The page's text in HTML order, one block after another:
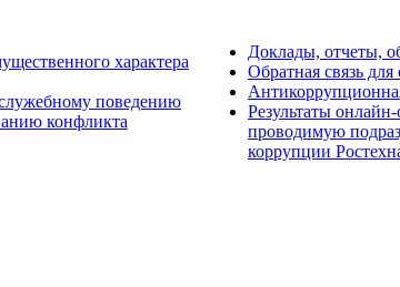
характера
поведению
конфликта
Доклады, отчеты,
Обратная связь
Результаты
проводимую
коррупции